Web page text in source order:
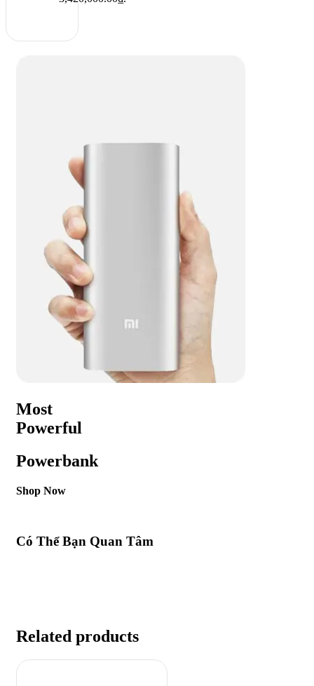
Most
Powerful
Powerbank
Shop Now
Có Thể Bạn Quan Tâm
Related products